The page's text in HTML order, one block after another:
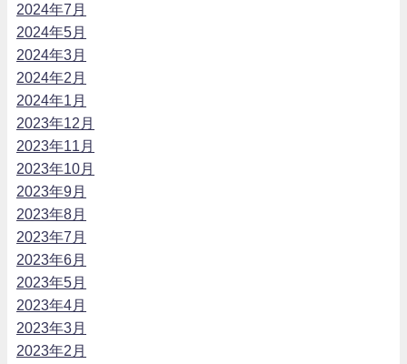
2024年7月
2024年5月
2024年3月
2024年2月
2024年1月
2023年12月
2023年11月
2023年10月
2023年9月
2023年8月
2023年7月
2023年6月
2023年5月
2023年4月
2023年3月
2023年2月